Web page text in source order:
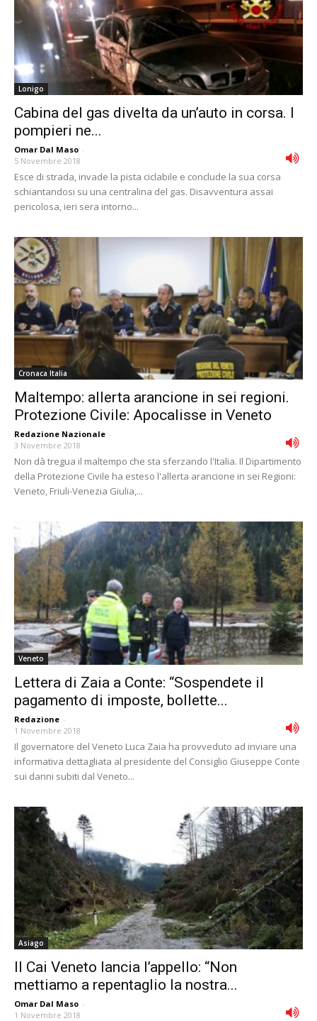
Lonigo
Cabina del gas divelta da un’auto in corsa. I
pompieri ne...
Omar Dal Maso -
5 Novembre 2018
Esce di strada, invade la pista ciclabile e conclude la sua corsa
schiantandosi su una centralina del gas. Disavventura assai
pericolosa, ieri sera intorno...
Cronaca Italia
Maltempo: allerta arancione in sei regioni.
Protezione Civile: Apocalisse in Veneto
Redazione Nazionale -
3 Novembre 2018
Non dà tregua il maltempo che sta sferzando l'Italia. Il Dipartimento
della Protezione Civile ha esteso l'allerta arancione in sei Regioni:
Veneto, Friuli-Venezia Giulia,...
Veneto
Lettera di Zaia a Conte: “Sospendete il
pagamento di imposte, bollette...
Redazione -
1 Novembre 2018
Il governatore del Veneto Luca Zaia ha provveduto ad inviare una
informativa dettagliata al presidente del Consiglio Giuseppe Conte
sui danni subiti dal Veneto...
Asiago
Il Cai Veneto lancia l’appello: “Non
mettiamo a repentaglio la nostra...
Omar Dal Maso -
1 Novembre 2018